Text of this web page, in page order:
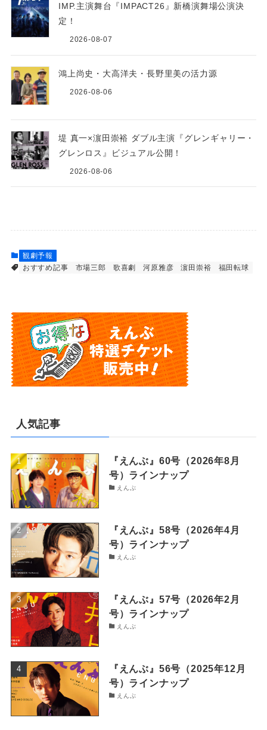
IMP.主演舞台『IMPACT26』新橋演舞場公演決
定！
2026-08-07
鴻上尚史・大高洋夫・長野里美の活力源
2026-08-06
堤 真一×濵田崇裕 ダブル主演『グレンギャリー・
グレンロス』ビジュアル公開！
2026-08-06
観劇予報
おすすめ記事
市場三郎 歌喜劇 河原雅彦 濵⽥崇裕 福⽥転球
人気記事
『えんぶ』60号（2026年8月
号）ラインナップ
えんぶ
『えんぶ』58号（2026年4月
号）ラインナップ
えんぶ
『えんぶ』57号（2026年2月
号）ラインナップ
えんぶ
『えんぶ』56号（2025年12月
号）ラインナップ
えんぶ